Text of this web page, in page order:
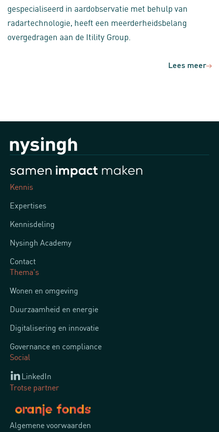
gespecialiseerd in aardobservatie met behulp van
radartechnologie, heeft een meerderheidsbelang
overgedragen aan de Itility Group.
Lees meer
Kennis
Expertises
Kennisdeling
Nysingh Academy
Contact
Thema's
Wonen en omgeving
Duurzaamheid en energie
Digitalisering en innovatie
Governance en compliance
Social
LinkedIn
Trotse partner
Algemene voorwaarden